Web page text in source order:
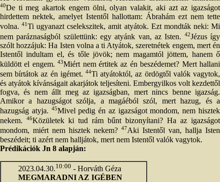
Élő közvetítés
Áldás, békesség!
Ének / zene
Egyéb anyagok
Adatlapok
Pályázatok
40De ti meg akartok engem ölni, olyan valakit, aki azt az igazságot
hirdettem nektek, amelyet Istentől hallottam: Ábrahám ezt nem tette
volna.41Ti ugyanazt cselekszitek, amit atyátok. Ezt mondták neki: Mi
nem paráznaságból születtünk: egy atyánk van, az Isten.
42Jézus így
szólt hozzájuk: Ha Isten volna a ti Atyátok, szeretnétek engem, mert én
Istentől indultam el, és tőle jövök; nem magamtól jöttem, hanem ő
küldött el engem.43Miért nem értitek az én beszédemet? Mert hallani
sem bírtátok az én igémet. 44Ti atyátoktól, az ördögtől valók vagytok,
és atyátok kívánságait akarjátok teljesíteni. Embergyilkos volt kezdettől
fogva, és nem állt meg az igazságban, mert nincs benne igazság.
Amikor a hazugságot szólja, a magáéból szól, mert hazug, és a
hazugság atyja. 45Mivel pedig én az igazságot mondom, nem hisztek
nekem.
46Közületek ki tud rám bűnt bizonyítani? Ha az igazságot
mondom, miért nem hisztek nekem? 47Aki Istentől van, hallja Isten
beszédeit; ti azért nem halljátok, mert nem Istentől valók vagytok.
Prédikációk Jn 8 alapján:
2023.04.30.10:00 - Horváth Géza
MEGMARADNI AZ IGÉBEN